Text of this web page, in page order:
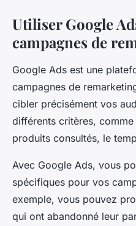
Utiliser Google
campagnes de
Google Ads est une
campagnes de
cibler précisément vos
différents critères,
produits consultés, le
Avec Google Ads, vous
spécifiques pour vos
exemple, vous pouvez
qui ont abandonné leur